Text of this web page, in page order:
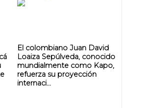
El colombiano Juan David
Loaiza Sepúlveda, conocido
mundialmente como Kapo,
refuerza su proyección
internaci...
ADS
ADVERTISEMENT
MEDIUM